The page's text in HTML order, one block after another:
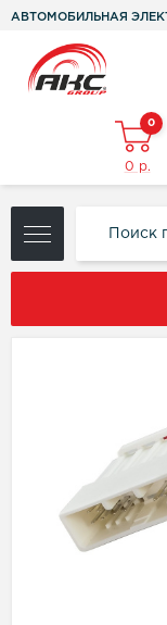
АВТОМОБИЛЬНАЯ
0
0 р.